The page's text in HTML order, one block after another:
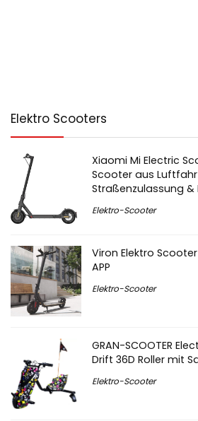
Elektro Scooters
Xiaomi Mi Electric
Scooter aus
Straßenzulassung &
Elektro-Scooter
Viron Elektro
APP
Elektro-Scooter
GRAN-SCOOTER
Drift 36D Roller mit
Elektro-Scooter